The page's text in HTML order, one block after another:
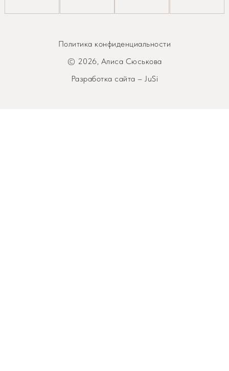
Политика конфиденциальности
© 2026, Алиса Сюськова
Разработка сайта – JuSi